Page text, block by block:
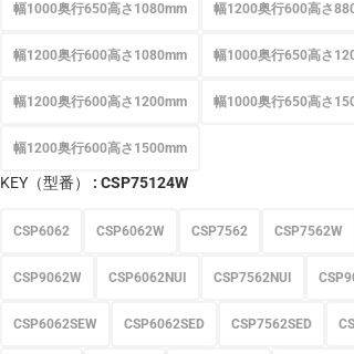
幅1000奥行650高さ1080mm 幅1200奥行600高さ
幅1200奥行600高さ1080mm 幅1000奥行650高さ
幅1200奥行600高さ1200mm 幅1000奥行650高さ
幅1200奥行600高さ1500mm
KEY（型番） : CSP75124W
CSP6062 CSP6062W CSP7562 CSP7562W
CSP9062W CSP6062NUI CSP7562NUI
CSP6062SEW CSP6062SED CSP7562SED